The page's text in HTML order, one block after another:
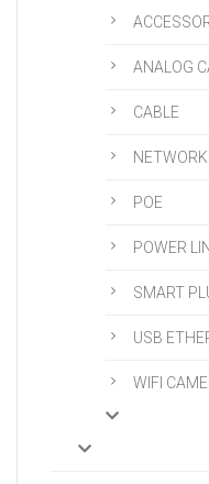
ANALOG
CABLE
POE
POWER
SMART
USB
WIFI